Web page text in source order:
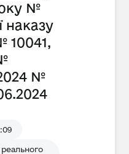
№
наказу
10041,
№